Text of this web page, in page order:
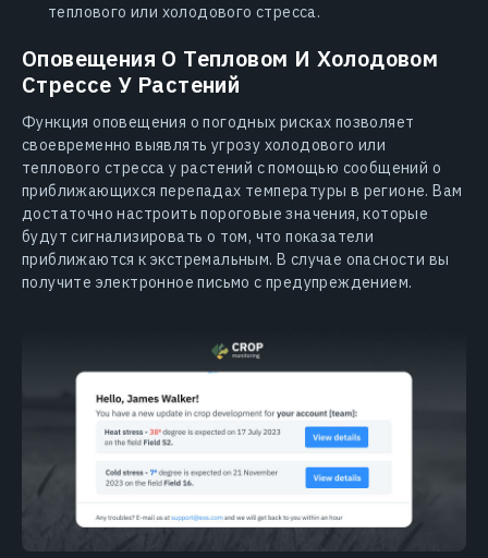
теплового или холодового стресса.
Оповещения О Тепловом И Холодовом
Стрессе У Растений
Функция оповещения о погодных рисках позволяет
своевременно выявлять угрозу холодового или
теплового стресса у растений с помощью сообщений о
приближающихся перепадах температуры в регионе. Вам
достаточно настроить пороговые значения, которые
будут сигнализировать о том, что показатели
приближаются к экстремальным. В случае опасности вы
получите электронное письмо с предупреждением.